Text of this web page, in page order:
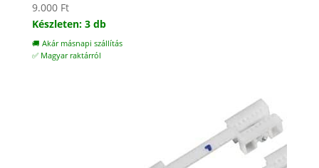
9.000 Ft
Készleten: 3 db
🚚 Akár másnapi szállítás
✅ Magyar raktárról